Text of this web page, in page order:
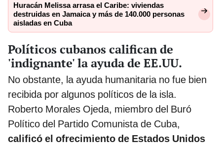
Huracán Melissa arrasa el Caribe: viviendas
destruidas en Jamaica y más de 140.000 personas
aisladas en Cuba
Políticos cubanos califican de
'indignante' la ayuda de EE.UU.
No obstante, la ayuda humanitaria no fue bien
recibida por algunos políticos de la isla.
Roberto Morales Ojeda, miembro del Buró
Político del Partido Comunista de Cuba,
calificó el ofrecimiento de Estados Unidos